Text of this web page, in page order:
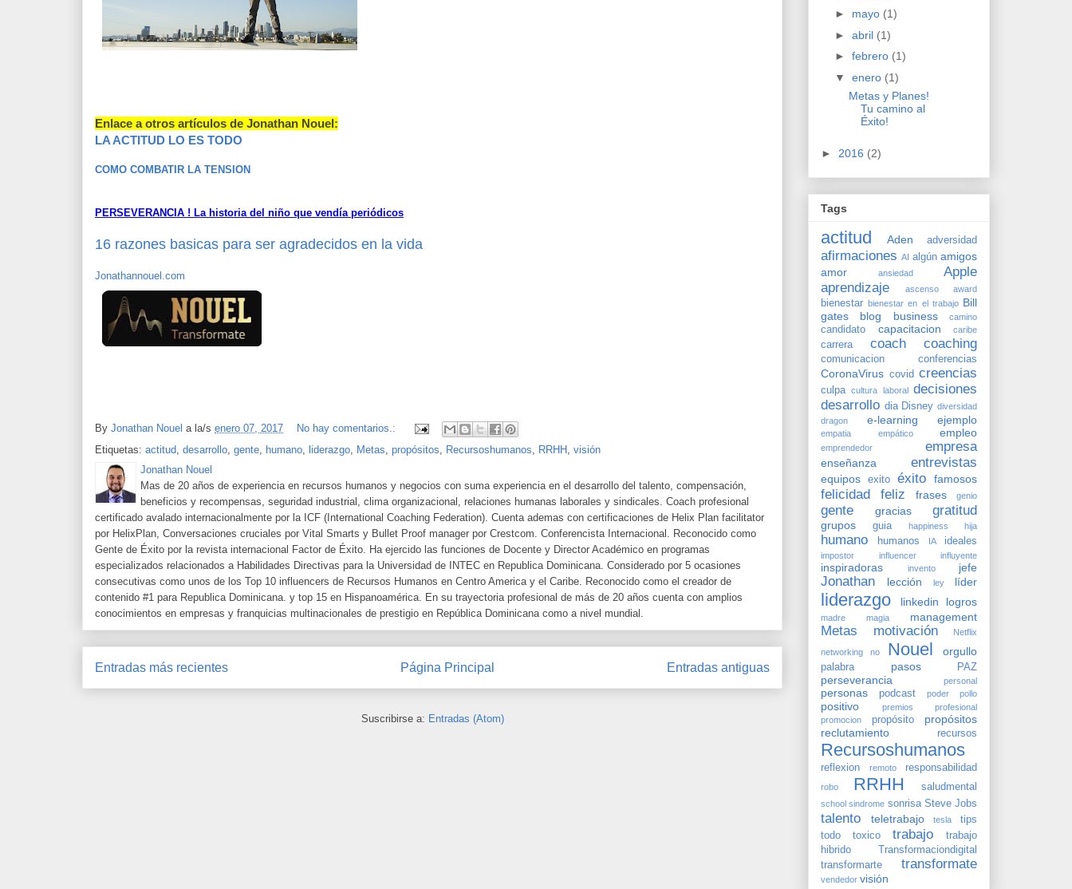
Enlace a otros artículos de Jonathan Nouel:
LA ACTITUD LO ES TODO
COMO COMBATIR LA TENSION
PERSEVERANCIA ! La historia del niño que vendía periódicos
16 razones basicas para ser agradecidos en la vida
Jonathannouel.com
By Jonathan Nouel a la/s enero 07, 2017
No hay comentarios.:
Etiquetas: actitud, desarrollo, gente, humano, liderazgo, Metas, propósitos, Recursoshumanos, RRHH , visión
Jonathan Nouel
Mas de 20 años de experiencia en recursos humanos y negocios con suma experiencia en el desarrollo del talento, compensación,
beneficios y recompensas, seguridad industrial, clima organizacional, relaciones humanas laborales y sindicales. Coach profesional
certificado avalado internacionalmente por la ICF (International Coaching Federation). Cuenta ademas con certificaciones de Helix Plan facilitator
por HelixPlan, Conversaciones cruciales por Vital Smarts y Bullet Proof manager por Crestcom. Conferencista Internacional. Reconocido como
Gente de Éxito por la revista internacional Factor de Éxito. Ha ejercido las funciones de Docente y Director Académico en programas
especializados relacionados a Habilidades Directivas para la Universidad de INTEC en Republica Dominicana. Considerado por 5 ocasiones
consecutivas como unos de los Top 10 influencers de Recursos Humanos en Centro America y el Caribe. Reconocido como el creador de
contenido #1 para Republica Dominicana. y top 15 en Hispanoamérica. En su trayectoria profesional de más de 20 años cuenta con amplios
conocimientos en empresas y franquicias multinacionales de prestigio en República Dominicana como a nivel mundial.
Entradas más recientes Entradas antiguas
Página Principal
Suscribirse a: Entradas (Atom)
► mayo (1)
► abril (1)
► febrero (1)
▼ enero (1)
Metas y Planes!
Tu camino al
Éxito!
► 2016 (2)
Tags
actitud Aden adversidad
afirmaciones AI algún amigos
amor
ansiedad
Apple
aprendizaje
ascenso award
bienestar bienestar en el trabajo Bill
gates
blog business camino
candidato capacitacion caribe
carrera coach coaching
comunicacion conferencias
CoronaVirus covid creencias
culpa cultura laboral decisiones
desarrollo dia Disney diversidad
dragon
e-learning ejemplo
empatia empático empleo
emprendedor empresa
enseñanza entrevistas
equipos exito éxito famosos
felicidad feliz frases genio
gente gracias gratitud
grupos guia happiness hija
humano humanos IA ideales
impostor influencer influyente
inspiradoras invento jefe
Jonathan lección ley líder
liderazgo linkedin logros
madre magia management
Metas motivación Netflix
networking no Nouel orgullo
palabra pasos PAZ
perseverancia personal
personas podcast poder pollo
positivo premios
profesional
promocion
propósito
propósitos
reclutamiento
recursos
Recursoshumanos
reflexion remoto responsabilidad
robo RRHH saludmental
school sindrome sonrisa Steve Jobs
talento teletrabajo tesla
tips
todo
toxico trabajo
trabajo
hibrido
Transformaciondigital
transformarte
transformate
vendedor visión